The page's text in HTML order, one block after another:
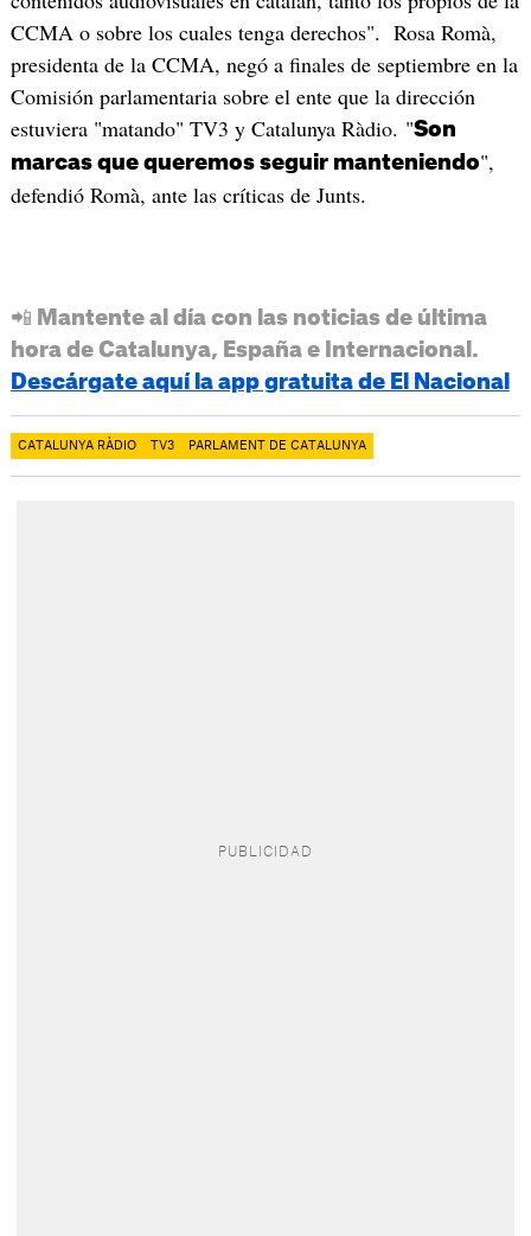
CCMA o sobre los cuales tenga derechos". Rosa Romà,
presidenta de la CCMA, negó a finales de septiembre en la
Comisión parlamentaria sobre el ente que la dirección
estuviera "matando" TV3 y Catalunya Ràdio. "Son
marcas que queremos seguir manteniendo",
defendió Romà, ante las críticas de Junts.
📲 Mantente al día con las noticias de última
hora de Catalunya, España e Internacional.
Descárgate aquí la app gratuita de El Nacional
CATALUNYA RÀDIO TV3 PARLAMENT DE CATALUNYA